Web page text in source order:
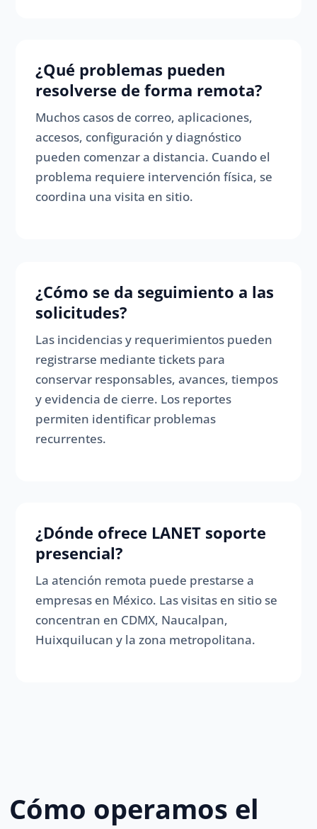
¿Qué problemas pueden
resolverse de forma remota?
Muchos casos de correo, aplicaciones,
accesos, configuración y diagnóstico
pueden comenzar a distancia. Cuando el
problema requiere intervención física, se
coordina una visita en sitio.
¿Cómo se da seguimiento a las
solicitudes?
Las incidencias y requerimientos pueden
registrarse mediante tickets para
conservar responsables, avances, tiempos
y evidencia de cierre. Los reportes
permiten identificar problemas
recurrentes.
¿Dónde ofrece LANET soporte
presencial?
La atención remota puede prestarse a
empresas en México. Las visitas en sitio se
concentran en CDMX, Naucalpan,
Huixquilucan y la zona metropolitana.
Cómo operamos el